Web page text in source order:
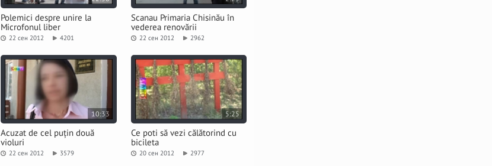
Polemici despre unire la
Microfonul liber
22 сен 2012 4201
Scanau Primaria Chisinău în
vederea renovării
22 сен 2012 2962
10:33
Acuzat de cel puțin două
violuri
22 сен 2012 3579
5:25
Ce poti să vezi călătorind cu
bicileta
20 сен 2012 2977